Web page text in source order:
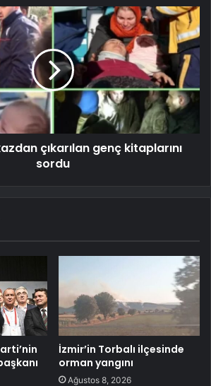
çıkarılan genç kitaplarını
sordu
İzmir’in Torbalı ilçesinde
orman yangını
Ağustos 8, 2026